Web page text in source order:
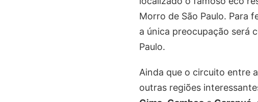
Morro de São Paulo. Para
a única preocupação será
Paulo.
Ainda que o circuito entre
outras regiões